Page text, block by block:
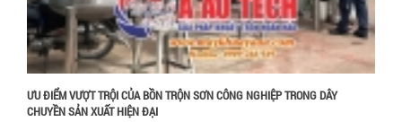
ƯU ĐIỂM VƯỢT TRỘI CỦA BỒN TRỘN SƠN CÔNG NGHIỆP TRONG DÂY
CHUYỀN SẢN XUẤT HIỆN ĐẠI
Khám phá những yếu tố quan trọng
quyết định chất lượng sản phẩm khi sử
dụng bồn khuấy trộn chất lỏng trong...
TỐI ƯU CHI PHÍ ĐẦU TƯ NHỜ LỰA CHỌN
ĐÚNG DỤNG CỤ KHUẤY SƠN CHO DÂY
CHUYỀN SẢN XUẤT